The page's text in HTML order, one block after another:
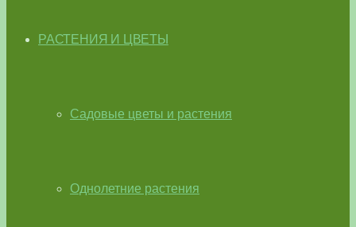
РАСТЕНИЯ И ЦВЕТЫ
Садовые цветы и растения
Однолетние растения